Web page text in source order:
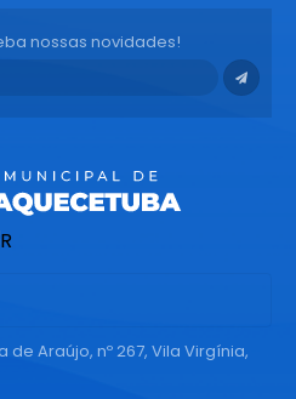
Araújo, nº 267, Vila Virgínia,
nossas novidades!